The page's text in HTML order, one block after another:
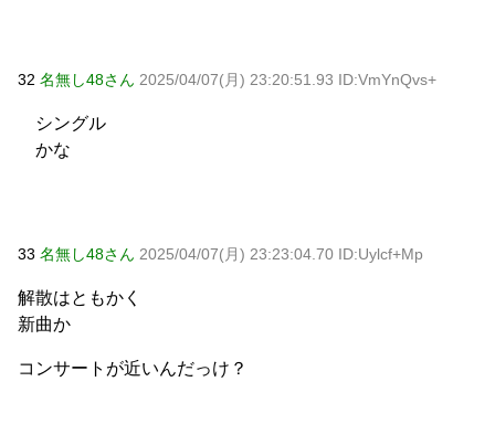
32 名無し48さん 2025/04/07(月) 23:20:51.93 ID:VmYnQvs+
シングル
かな
33 名無し48さん 2025/04/07(月) 23:23:04.70 ID:Uylcf+Mp
解散はともかく
新曲か
コンサートが近いんだっけ？